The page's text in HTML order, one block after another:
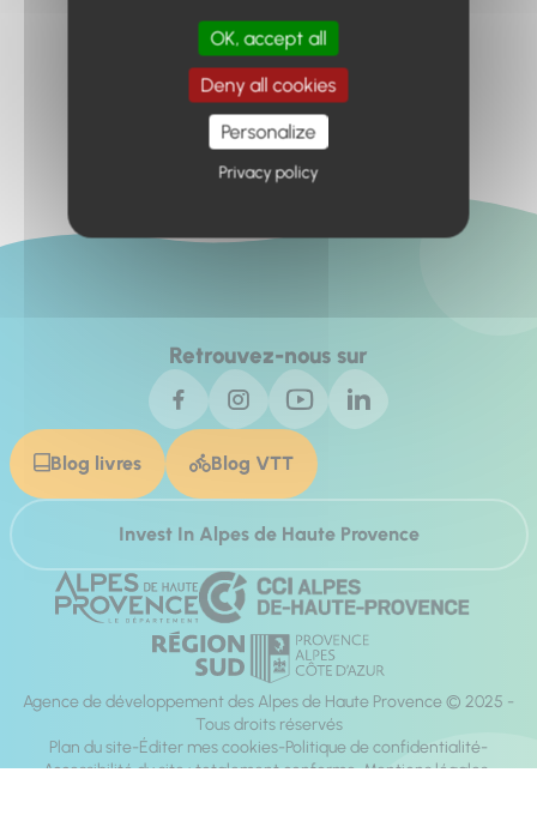
Retour à l'accueil
Retrouvez-nous sur
Blog livres Blog VTT
Invest In Alpes de Haute Provence
Agence de développement des Alpes de Haute Provence © 2025 -
Tous droits réservés
Plan du site Éditer mes cookies Politique de confidentialité
Accessibilité du site : totalement conforme Mentions légales
OK, accept all
Deny all cookies
Personalize
Privacy policy